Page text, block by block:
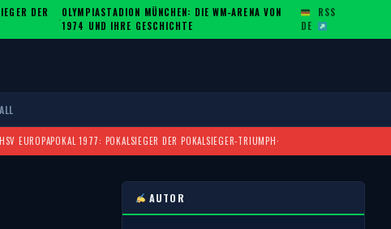
DER
·
OLYMPIASTADION MÜNCHEN: DIE WM-ARENA VON
1974 UND IHRE GESCHICHTE
DE
RSS
HSV EUROPAPOKAL 1977: POKALSIEGER DER POKALSIEGER-TRIUMPH·
AUTOR